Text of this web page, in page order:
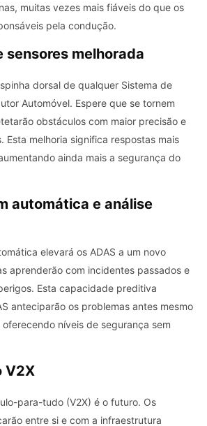
muitas vezes mais fiáveis ​​do que os
​​pela condução.
sensores melhorada
dorsal de qualquer Sistema de
Automóvel. Espere que se tornem
obstáculos com maior precisão e
Esta melhoria significa respostas mais
ainda mais a segurança do
automática e análise
elevará os ADAS a um novo
aprenderão com incidentes passados ​​e
Esta capacidade preditiva
anteciparão os problemas antes mesmo
níveis de segurança sem
V2X
para-tudo (V2X) é o futuro. Os
entre si e com a infraestrutura